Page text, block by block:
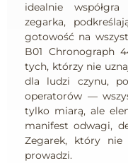
idealnie
zegarka,
gotowość na
B01 Chronograph
tych, którzy nie
dla ludzi czynu,
operatorów —
tylko miarą, ale
manifest odwagi,
Zegarek, który
prowadzi.